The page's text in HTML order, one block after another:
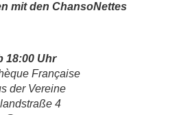
mit den ChansoNettes
18:00 Uhr
Française
der Vereine
4